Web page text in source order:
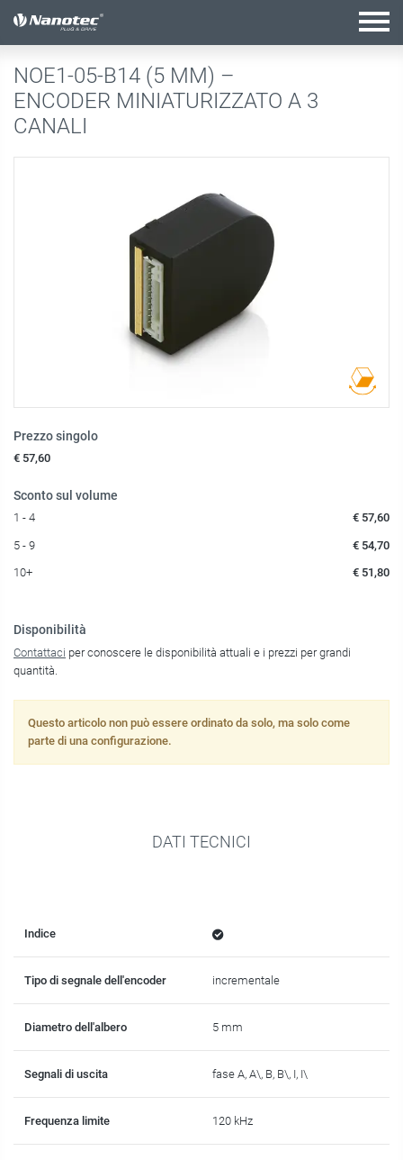
configurazione attiva
NOE1-05-B14 (5 MM) –
ENCODER MINIATURIZZATO A 3
CANALI
Prezzo singolo
€ 57,60
Sconto sul volume
1 - 4 € 57,60
5 - 9 € 54,70
10+ € 51,80
Disponibilità
Contattaci per conoscere le disponibilità attuali e i prezzi per grandi
quantità.
Questo articolo non può essere ordinato da solo, ma solo come
parte di una configurazione.
DATI TECNICI
Indice
Tipo di segnale dell'encoder incrementale
Diametro dell'albero 5 mm
Segnali di uscita fase A, A\, B, B\, I, I\
Frequenza limite 120 kHz